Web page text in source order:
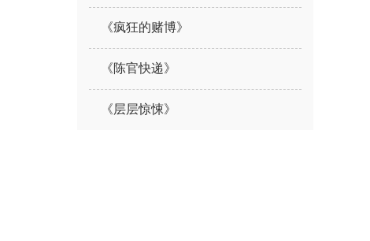
《疯狂的赌博》
《陈官快递》
《层层惊悚》